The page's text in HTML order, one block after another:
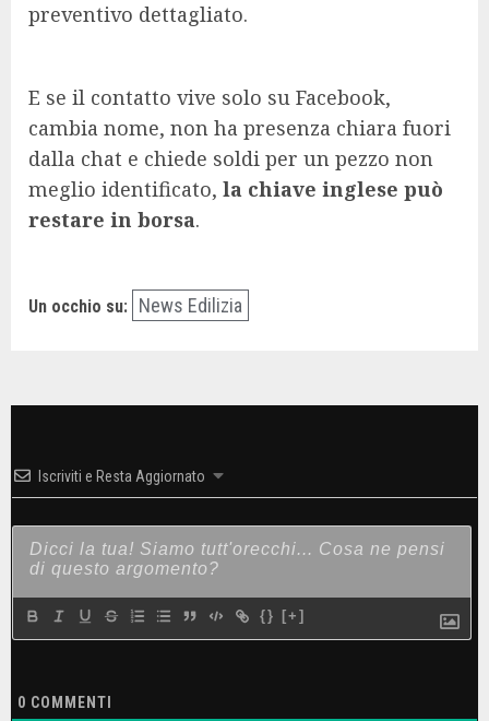
preventivo dettagliato.
E se il contatto vive solo su Facebook,
cambia nome, non ha presenza chiara fuori
dalla chat e chiede soldi per un pezzo non
meglio identificato, la chiave inglese può
restare in borsa.
Un occhio su: News Edilizia
Iscriviti e Resta Aggiornato
{} [+]
0 COMMENTI